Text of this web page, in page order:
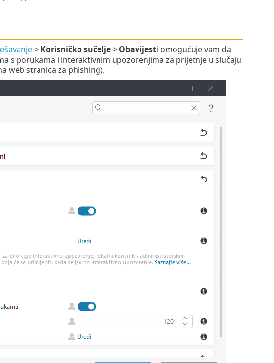
> Korisničko sučelje> Obavijesti omogućuje vam da
s porukama i interaktivnim upozorenjima za prijetnje u slučaju
web stranica za phishing).